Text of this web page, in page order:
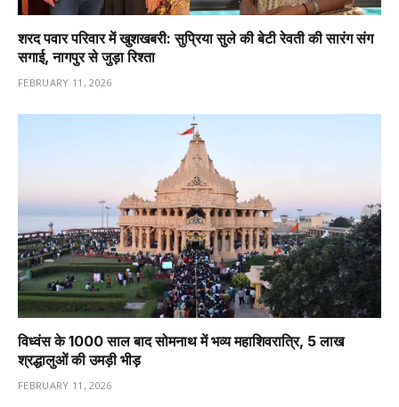
शरद पवार परिवार में खुशखबरी: सुप्रिया सुले की बेटी रेवती की सारंग संग
सगाई, नागपुर से जुड़ा रिश्ता
FEBRUARY 11, 2026
विध्वंस के 1000 साल बाद सोमनाथ में भव्य महाशिवरात्रि, 5 लाख
श्रद्धालुओं की उमड़ी भीड़
FEBRUARY 11, 2026